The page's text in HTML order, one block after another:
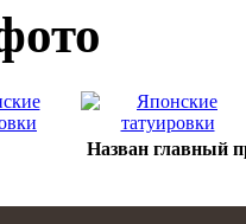
Назван главный